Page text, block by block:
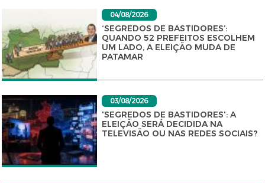
04/08/2026
‘SEGREDOS DE BASTIDORES’:
QUANDO 52 PREFEITOS ESCOLHEM
UM LADO, A ELEIÇÃO MUDA DE
PATAMAR
03/08/2026
'SEGREDOS DE BASTIDORES': A
ELEIÇÃO SERÁ DECIDIDA NA
TELEVISÃO OU NAS REDES SOCIAIS?